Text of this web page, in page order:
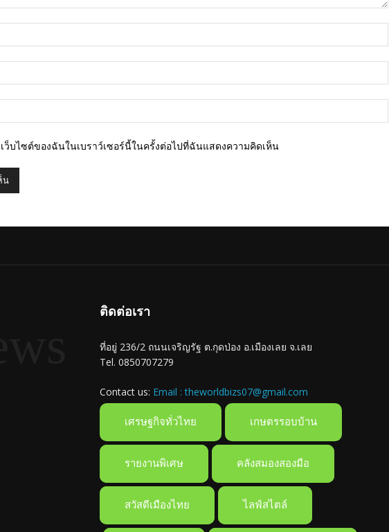
ว็บไซต์ของฉันในเบราว์เซอร์นี้ในครั้งต่อไปที่ฉันแสดงความคิดเห็น
ติดต่อเรา
ที่อยู่ 236/2 ถนนเจริญรัฐ ต.กุดป่อง อ.เมืองเลย จ.เลย
Tel. 0850707279
Contact us: Email : theworldbizs07@gmail.com
เศรษฐกิจทั่วไทย เกษตรรอบบ้าน
รายงานพิเศษ คลังสมองสองมือ
สวัสดีเมืองไทย ไลฟ์สไตล์